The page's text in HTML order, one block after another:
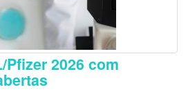
Pfizer 2026 com